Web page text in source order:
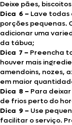
Deixe pães,
Dica 6 – Lave
porções
adicionar uma
da tábua;
Dica 7 – Preencha
houver mais
amendoins, nozes,
em maior
Dica 8 – Para
de frios perto do
Dica 9 – Use
facilitar o serviço.